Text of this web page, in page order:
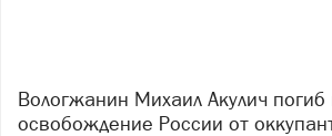
Вологжанин Михаил Акулич погиб в ходе боев за
освобождение России от